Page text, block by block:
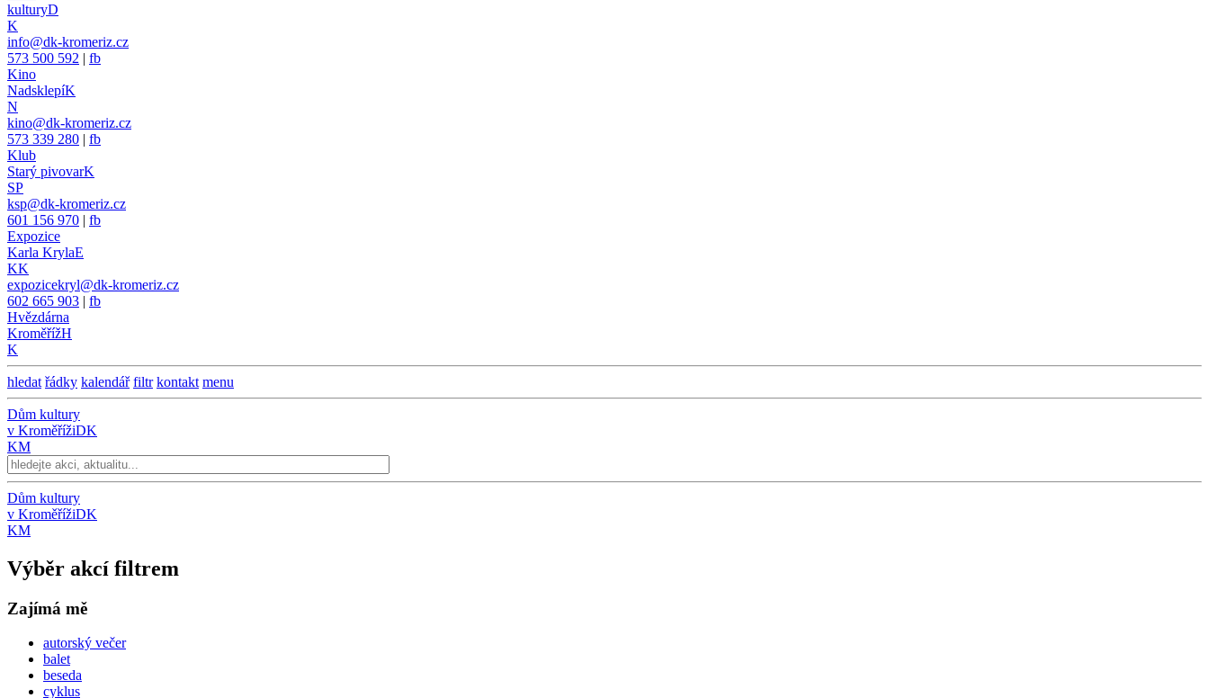
kulturyD
K
info@dk-kromeriz.cz
573 500 592 | fb
Kino
NadsklepíK
N
kino@dk-kromeriz.cz
573 339 280 | fb
Klub
Starý pivovarK
SP
ksp@dk-kromeriz.cz
601 156 970 | fb
Expozice
Karla KrylaE
KK
expozicekryl@dk-kromeriz.cz
602 665 903 | fb
Hvězdárna
KroměřížH
K
hledat řádky kalendář filtr kontakt menu
Dům kultury
v KroměřížiDK
KM
Dům kultury
v KroměřížiDK
KM
Výběr akcí filtrem
Zajímá mě
autorský večer
balet
beseda
cyklus